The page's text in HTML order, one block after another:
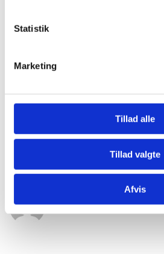
Statistik
Marketing
Tillad alle
Tillad valgte
Afvis
vores gode samarbejde med Combi
Projektet består af total renovering
Vi ser frem til et godt samarbejde.
Læs mere på LinkedIn
Best-one